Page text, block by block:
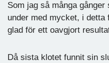
Som jag så många
under med mycket, i
glad för ett oavgjort
Då sista klotet funnit sin